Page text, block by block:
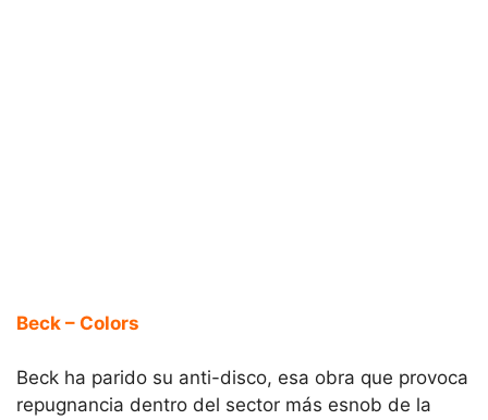
Beck – Colors
Beck ha parido su anti-disco, esa obra que provoca
repugnancia dentro del sector más esnob de la